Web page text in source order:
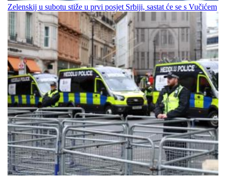
Zelenskij u subotu stiže u prvi posjet Srbiji, sastat će se s Vučićem